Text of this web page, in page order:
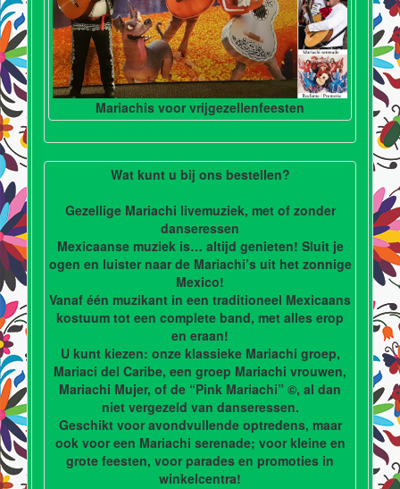
Mariachis voor vrijgezellenfeesten
Wat kunt u bij ons bestellen?
Gezellige Mariachi livemuziek, met of zonder
danseressen
Mexicaanse muziek is… altijd genieten! Sluit je
ogen en luister naar de Mariachi’s uit het zonnige
Mexico!
Vanaf één muzikant in een traditioneel Mexicaans
kostuum tot een complete band, met alles erop
en eraan!
U kunt kiezen: onze klassieke Mariachi groep,
Mariaci del Caribe, een groep Mariachi vrouwen,
Mariachi Mujer, of de “Pink Mariachi” ©, al dan
niet vergezeld van danseressen.
Geschikt voor avondvullende optredens, maar
ook voor een Mariachi serenade; voor kleine en
grote feesten, voor parades en promoties in
winkelcentra!